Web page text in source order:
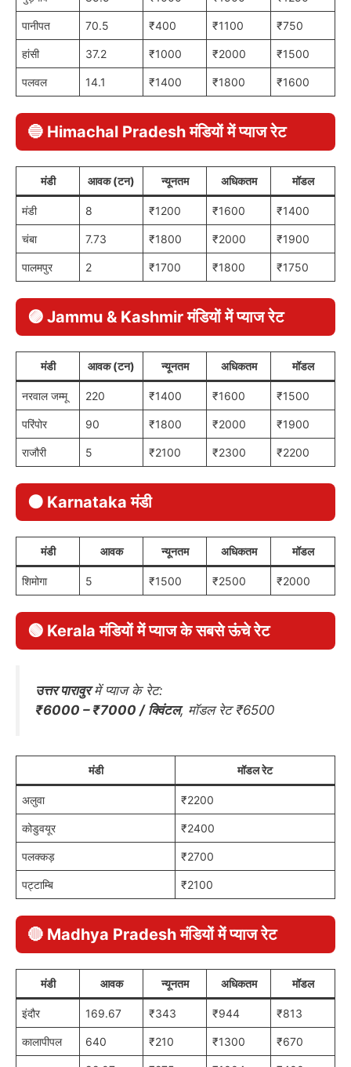
पानीपत 70.5 ₹400 ₹1100 ₹750
हांसी 37.2 ₹1000 ₹2000 ₹1500
पलवल 14.1 ₹1400 ₹1800 ₹1600
🔵 Himachal Pradesh मंडियों में प्याज रेट
मंडी आवक (टन) न्यूनतम अधिकतम मॉडल
मंडी 8 ₹1200 ₹1600 ₹1400
चंबा 7.73 ₹1800 ₹2000 ₹1900
पालमपुर 2 ₹1700 ₹1800 ₹1750
🟣 Jammu & Kashmir मंडियों में प्याज रेट
मंडी आवक (टन) न्यूनतम अधिकतम मॉडल
नरवाल जम्मू 220 ₹1400 ₹1600 ₹1500
परिंपोर 90 ₹1800 ₹2000 ₹1900
राजौरी 5 ₹2100 ₹2300 ₹2200
🟤 Karnataka मंडी
मंडी आवक न्यूनतम अधिकतम मॉडल
शिमोगा 5 ₹1500 ₹2500 ₹2000
🟢 Kerala मंडियों में प्याज के सबसे ऊंचे रेट
उत्तर पारावुरमें प्याज के रेट:
₹6000 – ₹7000 / क्विंटल, मॉडल रेट ₹6500
मंडी मॉडल रेट
अलुवा ₹2200
कोडुवयूर ₹2400
पलक्कड़ ₹2700
पट्टाम्बि ₹2100
🔴 Madhya Pradesh मंडियों में प्याज रेट
मंडी आवक न्यूनतम अधिकतम मॉडल
इंदौर 169.67 ₹343 ₹944 ₹813
कालापीपल 640 ₹210 ₹1300 ₹670